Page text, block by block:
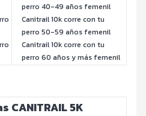
perro 40-49 años femenil
Canitrail 10k corre con tu
perro 50-59 años femenil
Canitrail 10k corre con tu
perro 60 años y más femenil
CANITRAIL 5K